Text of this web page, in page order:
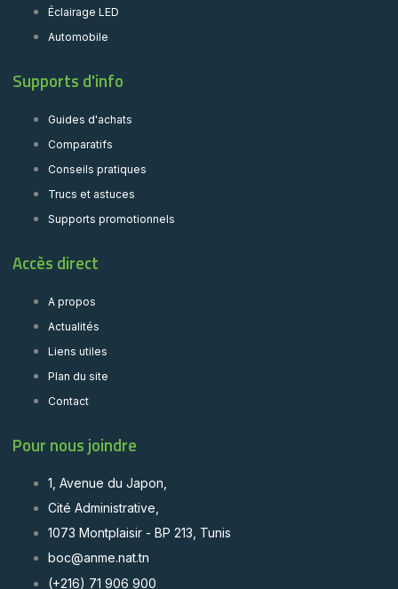
Éclairage LED
Automobile
Supports d'info
Guides d'achats
Comparatifs
Conseils pratiques
Trucs et astuces
Supports promotionnels
Accès direct
A propos
Actualités
Liens utiles
Plan du site
Contact
Pour nous joindre
1, Avenue du Japon,
Cité Administrative,
1073 Montplaisir - BP 213, Tunis
boc@anme.nat.tn
(+216) 71 906 900